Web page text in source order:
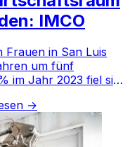
IMCO
Frauen in San Luis
um fünf
im Jahr 2023 fiel sie
→